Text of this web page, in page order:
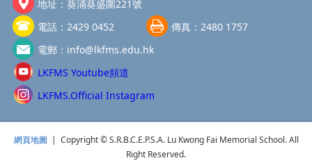
地址： 葵涌葵盛圍221號
電話： 2429 0452 傳真： 2480 1757
電郵： info@lkfms.edu.hk
LKFMS Youtube頻道
LKFMS.Official Instagram
網頁地圖 | Copyright © S.R.B.C.E.P.S.A. Lu Kwong Fai Memorial School. All
Right Reserved.